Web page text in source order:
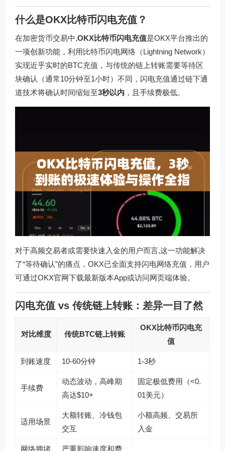
什么是OKX比特币闪电充值？
在加密货币交易中,OKX比特币闪电充值是OKX平台推出的
一项创新功能，利用比特币闪电网络（Lightning Network）
实现近乎实时的BTC充值，与传统的链上转账需要等待区
块确认（通常10分钟至1小时）不同，闪电充值通过链下通
道技术将确认时间缩短至3秒以内 ，且手续费极低。
对于高频交易者或需要快速入金的用户而言,这一功能解决
了“等待确认”的痛点，OKX已全面支持闪电网络充值，用户
可通过OKX官网下载最新版本App或访问网页端体验。
闪电充值 vs 传统链上转账：差异一目了然
对比维度 传统BTC链上转账
OKX比特币闪电充
值
到账速度 10-60分钟 1-3秒
手续费
动态波动，高峰期
高达$10+
固定极低费用（<0.
01美元）
适用场景
大额转账、冷钱包
交互
小额高频、交易所
入金
网络拥堵 严重影响速度和费